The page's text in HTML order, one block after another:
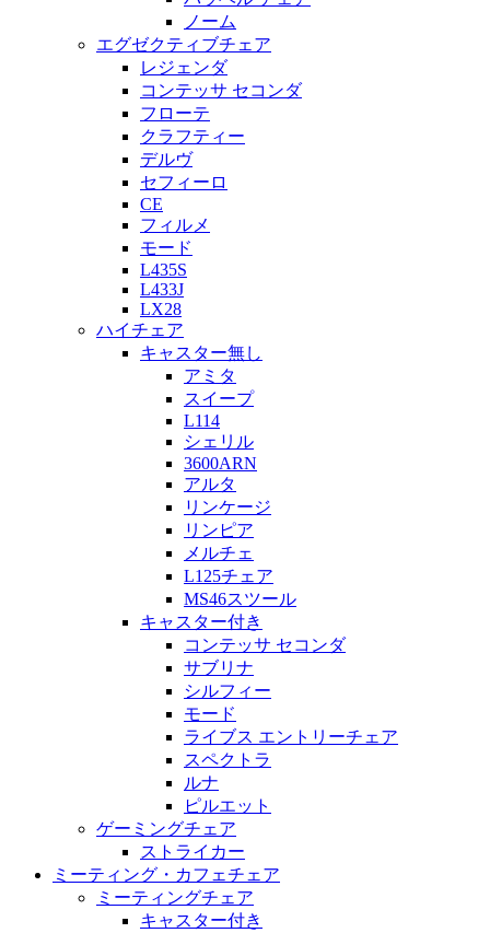
ノーム
エグゼクティブチェア
レジェンダ
コンテッサ セコンダ
フローテ
クラフティー
デルヴ
セフィーロ
CE
フィルメ
モード
L435S
L433J
LX28
ハイチェア
キャスター無し
アミタ
スイープ
L114
シェリル
3600ARN
アルタ
リンケージ
リンピア
メルチェ
L125チェア
MS46スツール
キャスター付き
コンテッサ セコンダ
サブリナ
シルフィー
モード
ライブス エントリーチェア
スペクトラ
ルナ
ピルエット
ゲーミングチェア
ストライカー
ミーティング・カフェチェア
ミーティングチェア
キャスター付き